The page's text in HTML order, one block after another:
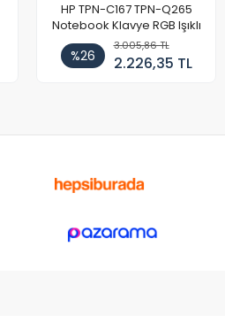
HP TPN-C167 TPN-Q265
Notebook Klavye RGB Işıklı
%26
3.005,86 TL
2.226,35 TL